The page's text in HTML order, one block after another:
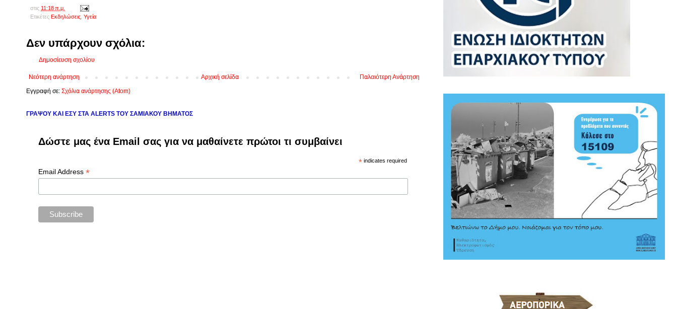
στις 11:18 π.μ.
Ετικέτες Εκδηλώσεις Υγεία
Δεν υπάρχουν σχόλια:
Δημοσίευση σχολίου
Νεότερη ανάρτηση Παλαιότερη Ανάρτηση
Αρχική σελίδα
Εγγραφή σε: Σχόλια ανάρτησης (Atom)
ΓΡΑΨΟΥ ΚΑΙ ΕΣΥ ΣΤΑ ALERTS ΤΟΥ ΣΑΜΙΑΚΟΥ ΒΗΜΑΤΟΣ
Δώστε μας ένα Email σας για να μαθαίνετε πρώτοι τι συμβαίνει
*indicates required
Email Address *